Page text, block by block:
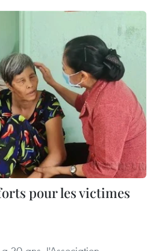
pour les victimes